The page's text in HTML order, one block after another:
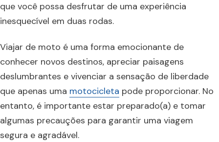
que você possa desfrutar de uma experiência
inesquecível em duas rodas.
Viajar de moto é uma forma emocionante de
conhecer novos destinos, apreciar paisagens
deslumbrantes e vivenciar a sensação de liberdade
que apenas uma motocicleta pode proporcionar. No
entanto, é importante estar preparado(a) e tomar
algumas precauções para garantir uma viagem
segura e agradável.